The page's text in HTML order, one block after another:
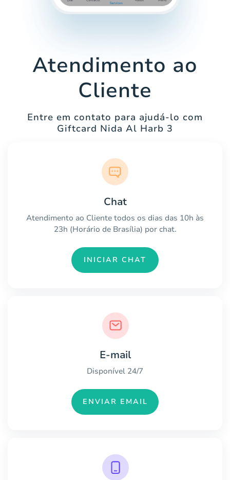
Atendimento ao
Cliente
Entre em contato para ajudá-lo com
Giftcard Nida Al Harb 3
Chat
Atendimento ao Cliente todos os dias das 10h às
23h (Horário de Brasília) por chat.
INICIAR CHAT
E-mail
Disponível 24/7
ENVIAR EMAIL